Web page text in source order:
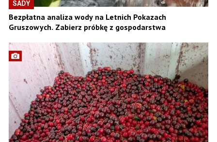
SADY
Bezpłatna analiza wody na Letnich Pokazach
Gruszowych. Zabierz próbkę z gospodarstwa